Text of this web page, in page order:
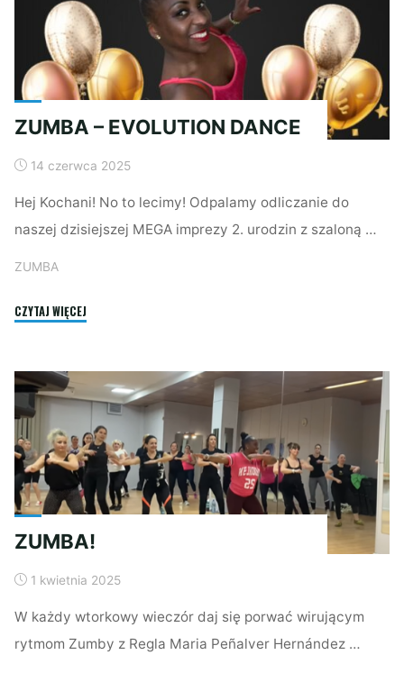
ZUMBA – EVOLUTION DANCE
14 czerwca 2025
Hej Kochani! No to lecimy! Odpalamy odliczanie do
naszej dzisiejszej MEGA imprezy 2. urodzin z szaloną …
ZUMBA
CZYTAJ WIĘCEJ
ZUMBA!
1 kwietnia 2025
W każdy wtorkowy wieczór daj się porwać wirującym
rytmom Zumby z Regla Maria Peñalver Hernández …